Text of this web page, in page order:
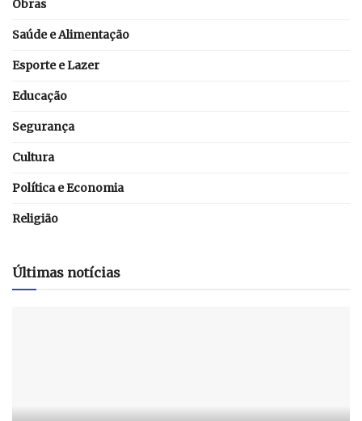
Obras
Saúde e Alimentação
Esporte e Lazer
Educação
Segurança
Cultura
Política e Economia
Religião
Últimas notícias